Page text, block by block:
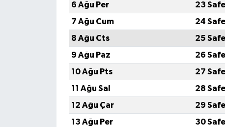
6 Ağu Per
23
7 Ağu Cum
24
8 Ağu Cts
25
9 Ağu Paz
26
10 Ağu Pts
27
11 Ağu Sal
28
12 Ağu Çar
29
13 Ağu Per
30